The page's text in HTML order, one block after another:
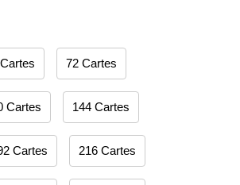
72 Cartes
Cartes 144 Cartes
Cartes 216 Cartes